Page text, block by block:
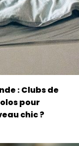
: Clubs de
pour
chic ?